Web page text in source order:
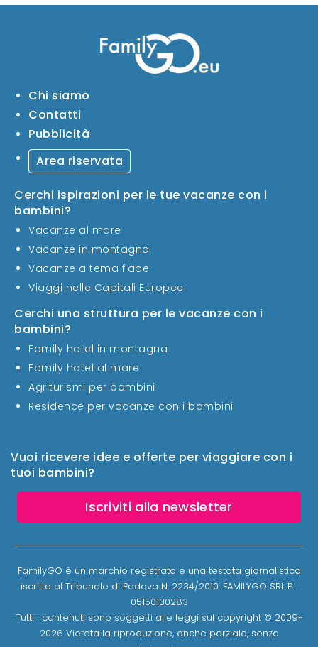
Vuoi ricevere idee e offerte per viaggiare con i
tuoi bambini?
Iscriviti alla newsletter
Chi siamo
Contatti
Pubblicità
Area riservata
Cerchi ispirazioni per le tue vacanze con i
bambini?
Vacanze al mare
Vacanze in montagna
Vacanze a tema fiabe
Viaggi nelle Capitali Europee
Cerchi una struttura per le vacanze con i
bambini?
Family hotel in montagna
Family hotel al mare
Agriturismi per bambini
Residence per vacanze con i bambini
FamilyGO è un marchio registrato e una testata giornalistica
iscritta al Tribunale di Padova N. 2234/2010. FAMILYGO SRL P.I.
05150130283
Tutti i contenuti sono soggetti alle leggi sul copyright © 2009-
2026 Vietata la riproduzione, anche parziale, senza